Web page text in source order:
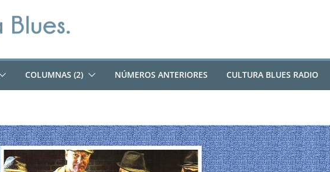
COLUMNAS (2) NÚMEROS ANTERIORES CULTURA BLUES RADIO